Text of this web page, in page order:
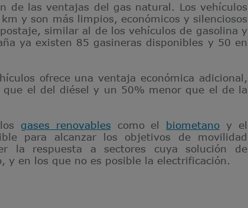
de las ventajas del gas natural. Los vehículos
y son más limpios, económicos y silenciosos
similar al de los vehículos de gasolina y
ya existen 85 gasineras disponibles y 50 en
ofrece una ventaja económica adicional,
el del diésel y un 50% menor que el de la
gases renovables como el biometano y el
para alcanzar los objetivos de movilidad
la respuesta a sectores cuya solución de
y en los que no es posible la electrificación.